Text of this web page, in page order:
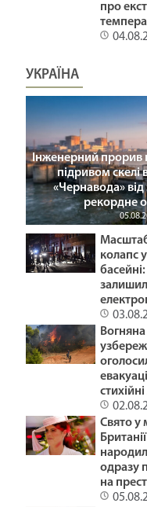
Зустрітись для
ДУХОВНИЙ ЕКВАЛАЙЗЕР /
файно
03.02.2025
ДОРОГОЮ СМЕРТІ /
03.02.2025
ПРИЩ НА НОСІ /1489/
30.01.2025
НЕСТЕРПНЕ МОВЧАННЯ /
файно
29.01.2025
ПЛАСТИКОВІ ФЛАМІНГО
29.01.2025
ПРИКРІ ЛЮДИ /1487/
про
УКРАЇНА
Інженерний прорив
підривом скелі
«Чернавода»
рекордне
колапс
Свято у
одразу
на